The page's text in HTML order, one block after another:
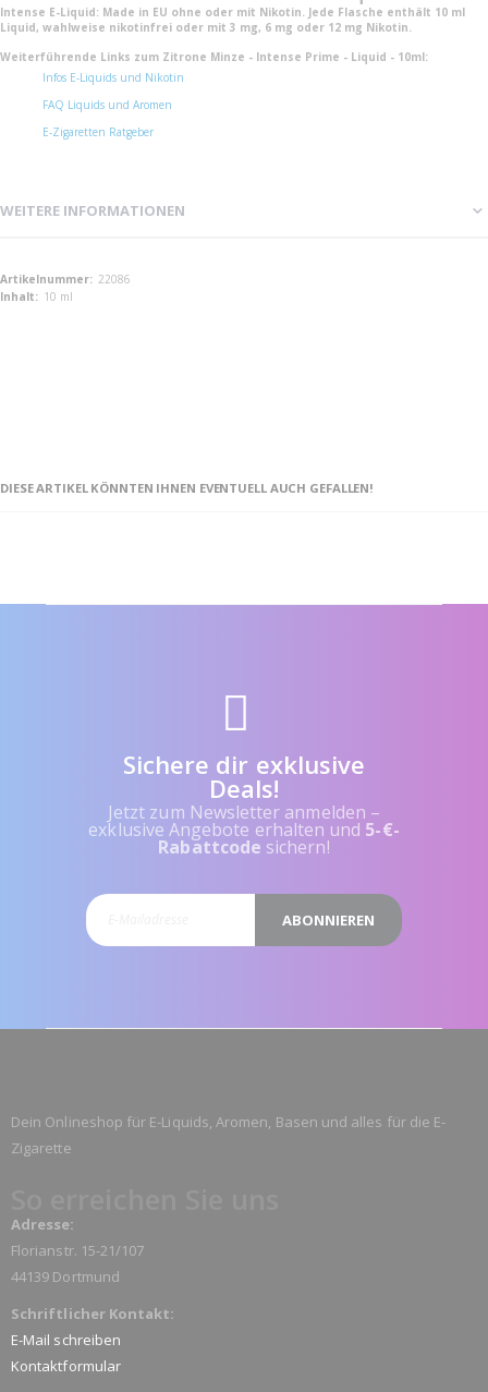
Intense E-Liquid: Made in EU ohne oder mit Nikotin. Jede Flasche enthält 10 ml
Liquid, wahlweise nikotinfrei oder mit 3 mg, 6 mg oder 12 mg Nikotin.
Weiterführende Links zum Zitrone Minze - Intense Prime - Liquid - 10ml:
Infos E-Liquids und Nikotin
FAQ Liquids und Aromen
E-Zigaretten Ratgeber
WEITERE INFORMATIONEN
Weitere
Informationen
22086
10 ml
DIESE ARTIKEL KÖNNTEN IHNEN EVENTUELL AUCH GEFALLEN!
Sichere dir exklusive
Deals!
Jetzt zum Newsletter anmelden –
exklusive Angebote erhalten und 5-€-
Rabattcode sichern!
ABONNIEREN
Dein Onlineshop für E-Liquids, Aromen, Basen und alles für die E-
Zigarette
Adresse:
Florianstr. 15-21/107
44139 Dortmund
Schriftlicher Kontakt:
E-Mail schreiben
Kontaktformular